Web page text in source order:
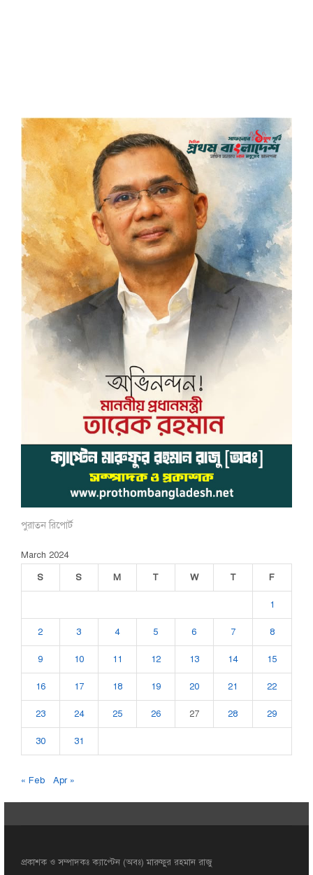
পুরাতন রিপোর্ট
March 2024
S
S M T W T F
1
2 3 4 5 6 7 8
9 10 11 12 13 14 15
16 17 18 19 20 21 22
23 24 25 26 27 28 29
30 31
« Feb Apr »
প্রকাশক ও সম্পাদকঃ ক্যাপ্টেন (অবঃ) মারুফুর রহমান রাজু